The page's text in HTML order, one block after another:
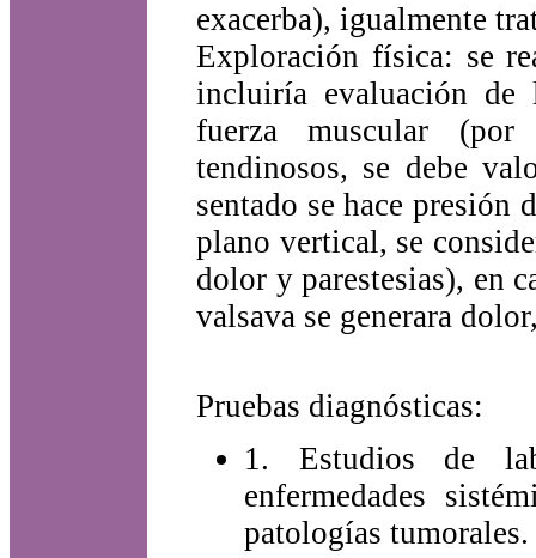
exacerba), igualmente
Exploración física: se
incluiría evaluación de
fuerza muscular (por
tendinosos, se debe
sentado se hace presión
plano vertical, se
dolor y parestesias), en
valsava se generara
Pruebas diagnósticas:
1. Estudios de
enfermedades
patologías tumorales.